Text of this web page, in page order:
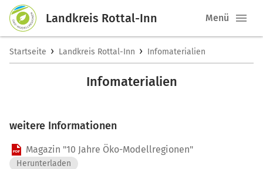
Landkreis Rottal-Inn Menü
Startseite › Landkreis Rottal-Inn › Infomaterialien
Infomaterialien
weitere Informationen
Magazin "10 Jahre Öko-Modellregionen"
Herunterladen